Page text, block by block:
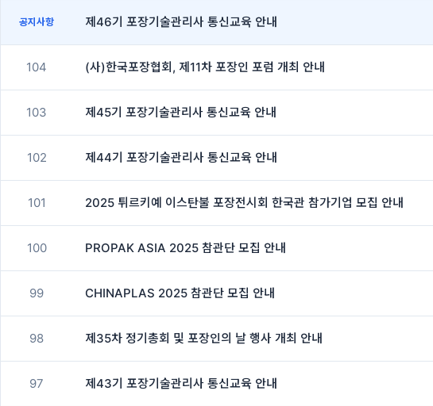
공지사항 제46기 포장기술관리사 통신교육 안내
104 (사)한국포장협회, 제11차 포장인 포럼 개최 안내
103 제45기 포장기술관리사 통신교육 안내
102 제44기 포장기술관리사 통신교육 안내
101 2025 튀르키예 이스탄불 포장전시회 한국관 참가기업 모집 안내
100 PROPAK ASIA 2025 참관단 모집 안내
99 CHINAPLAS 2025 참관단 모집 안내
98 제35차 정기총회 및 포장인의 날 행사 개최 안내
97 제43기 포장기술관리사 통신교육 안내